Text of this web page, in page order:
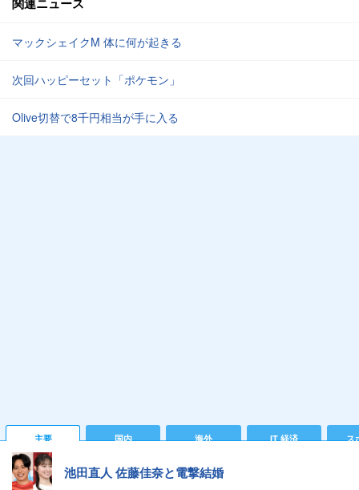
マックシェイクM 体に何が起きる
次回ハッピーセット「ポケモン」
Olive切替で8千円相当が手に入る
主要 国内 海外 IT 経済 ス
池田直人 佐藤佳奈と電撃結婚